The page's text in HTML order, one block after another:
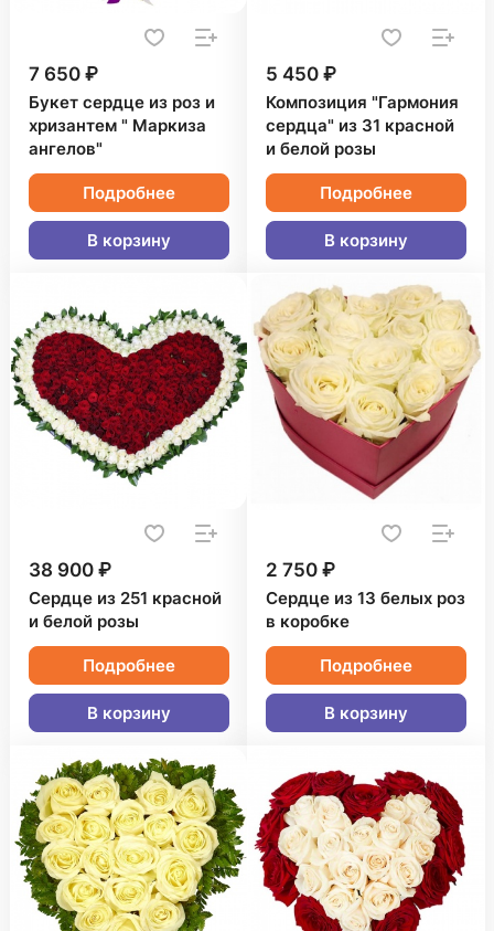
7 650 ₽
Букет сердце из роз и
хризантем " Маркиза
ангелов"
Подробнее
В корзину
5 450 ₽
Композиция "Гармония
сердца" из 31 красной
и белой розы
Подробнее
В корзину
38 900 ₽
Сердце из 251 красной
и белой розы
Подробнее
В корзину
2 750 ₽
Сердце из 13 белых роз
в коробке
Подробнее
В корзину